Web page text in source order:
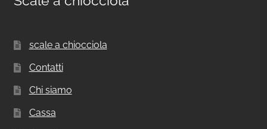
scale a chiocciola
Contatti
Chi siamo
Cassa